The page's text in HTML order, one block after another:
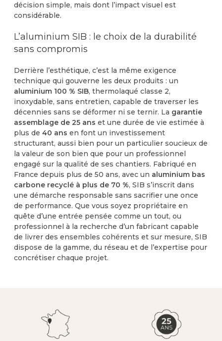
décision simple, mais dont l’impact visuel est
considérable.
L’aluminium SIB : le choix de la durabilité
sans compromis
Derrière l’esthétique, c’est la même exigence
technique qui gouverne les deux produits : un
aluminium 100 % SIB, thermolaqué classe 2,
inoxydable, sans entretien, capable de traverser les
décennies sans se déformer ni se ternir. La garantie
assemblage de 25 ans et une durée de vie estimée à
plus de 40 ans en font un investissement
structurant, aussi bien pour un particulier soucieux de
la valeur de son bien que pour un professionnel
engagé sur la qualité de ses chantiers. Fabriqué en
France depuis plus de 50 ans, avec un aluminium bas
carbone recyclé à plus de 70 %, SIB s’inscrit dans
une démarche responsable sans sacrifier une once
de performance. Que vous soyez propriétaire en
quête d’une entrée pensée comme un tout, ou
professionnel à la recherche d’un fabricant capable
de livrer des ensembles cohérents et sur mesure, SIB
dispose de la gamme, du réseau et de l’expertise pour
concrétiser chaque projet.